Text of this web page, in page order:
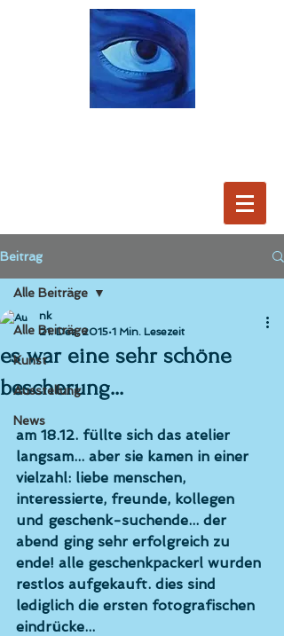
Beitrag
Alle Beiträge
Kunst
Ausstellung
News
Alle Beiträge
es war eine sehr schöne
bescherung...
nk
21. Dez. 2015 1 Min. Lesezeit
am 18.12. füllte sich das atelier
langsam... aber sie kamen in einer
vielzahl: liebe menschen,
interessierte, freunde, kollegen
und geschenk-suchende... der
abend ging sehr erfolgreich zu
ende! alle geschenkpackerl wurden
restlos aufgekauft. dies sind
lediglich die ersten fotografischen
eindrücke...